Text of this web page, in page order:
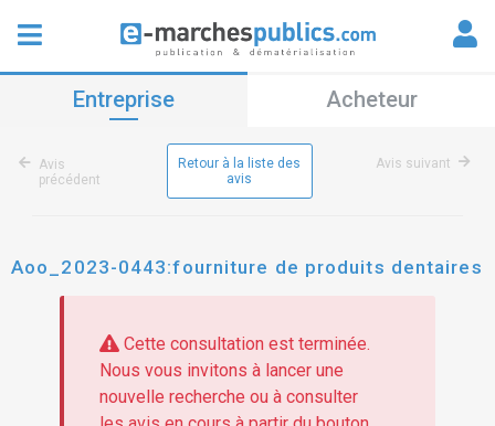
Entreprise Acheteur
Avis
précédent
Retour à la liste des
avis
Avis suivant
Aoo_2023-0443:fourniture de produits dentaires
Cette consultation est terminée.
Nous vous invitons à lancer une
nouvelle recherche ou à consulter